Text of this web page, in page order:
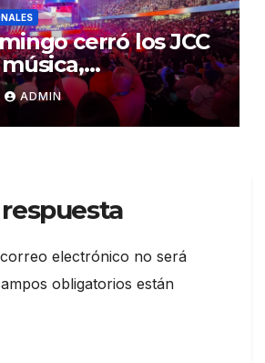
cerró los JCC
y alegría
ADMIN
electrónico no será
obligatorios están